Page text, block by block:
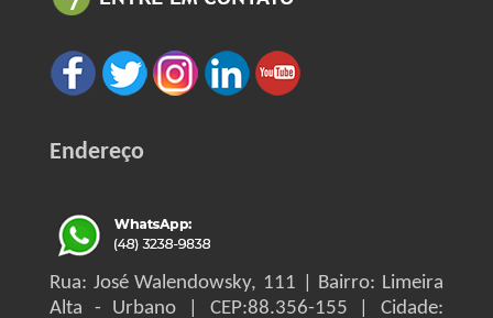
Endereço
Rua: José Walendowsky, 111 | Bairro: Limeira
Alta - Urbano | CEP:88.356-155 | Cidade: